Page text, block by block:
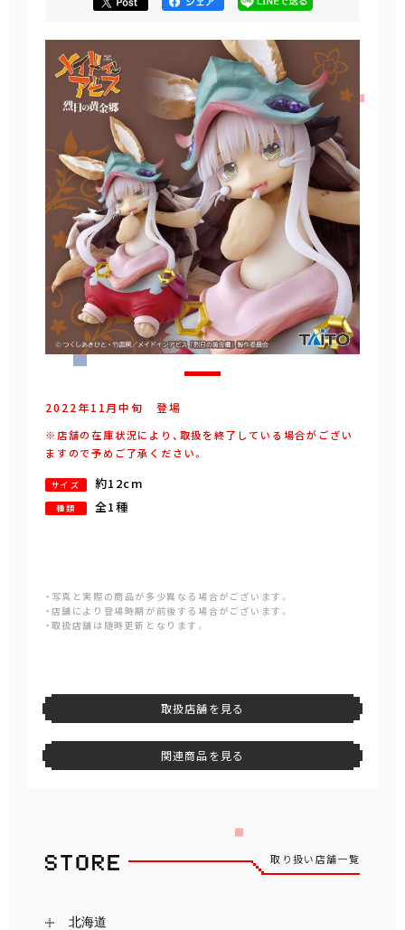
2022年11月中旬 登場
※店舗の在庫状況により、取扱を終了している場合がござい
ますので予めご了承ください。
サイズ 約12cm
種類 全1種
・写真と実際の商品が多少異なる場合がございます。
・店舗により登場時期が前後する場合がございます。
・取扱店舗は随時更新となります。
取扱店舗を見る
関連商品を見る
取り扱い店舗一覧
北海道